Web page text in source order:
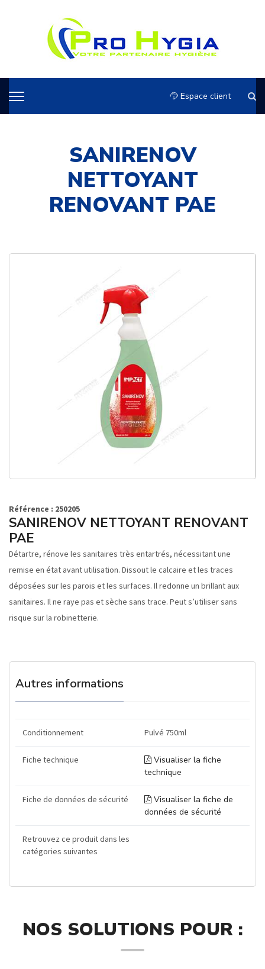
Espace client
SANIRENOV
NETTOYANT
RENOVANT PAE
Référence : 250205
SANIRENOV NETTOYANT RENOVANT
PAE
Détartre, rénove les sanitaires très entartrés, nécessitant une
remise en état avant utilisation. Dissout le calcaire et les traces
déposées sur les parois et les surfaces. Il redonne un brillant aux
sanitaires. Il ne raye pas et sèche sans trace. Peut s’utiliser sans
risque sur la robinetterie.
Autres informations
Conditionnement Pulvé 750ml
Fiche technique
Visualiser la fiche
technique
Fiche de données de sécurité
Visualiser la fiche de
données de sécurité
Retrouvez ce produit dans les
catégories suivantes
NOS SOLUTIONS POUR :